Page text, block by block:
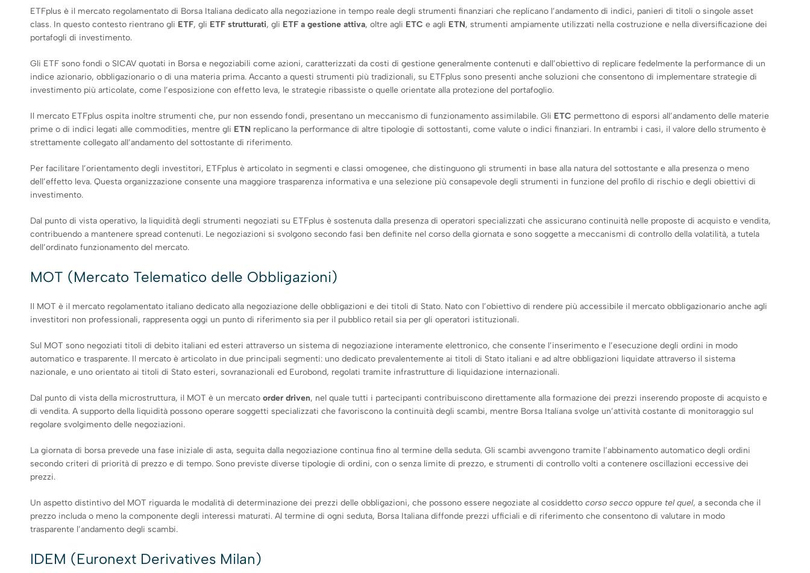
ETFplus è il mercato regolamentato di Borsa Italiana dedicato alla negoziazione in tempo reale degli strumenti finanziari che replicano l’andamento di indici, panieri di titoli o singole asset
class. In questo contesto rientrano gli ETF, gli ETF strutturati, gli ETF a gestione attiva, oltre agli ETC e agli ETN, strumenti ampiamente utilizzati nella costruzione e nella diversificazione dei
portafogli di investimento.
Gli ETF sono fondi o SICAV quotati in Borsa e negoziabili come azioni, caratterizzati da costi di gestione generalmente contenuti e dall’obiettivo di replicare fedelmente la performance di un
indice azionario, obbligazionario o di una materia prima. Accanto a questi strumenti più tradizionali, su ETFplus sono presenti anche soluzioni che consentono di implementare strategie di
investimento più articolate, come l’esposizione con effetto leva, le strategie ribassiste o quelle orientate alla protezione del portafoglio.
Il mercato ETFplus ospita inoltre strumenti che, pur non essendo fondi, presentano un meccanismo di funzionamento assimilabile. Gli ETC permettono di esporsi all’andamento delle materie
prime o di indici legati alle commodities, mentre gli ETN replicano la performance di altre tipologie di sottostanti, come valute o indici finanziari. In entrambi i casi, il valore dello strumento è
strettamente collegato all’andamento del sottostante di riferimento.
Per facilitare l’orientamento degli investitori, ETFplus è articolato in segmenti e classi omogenee, che distinguono gli strumenti in base alla natura del sottostante e alla presenza o meno
dell’effetto leva. Questa organizzazione consente una maggiore trasparenza informativa e una selezione più consapevole degli strumenti in funzione del profilo di rischio e degli obiettivi di
investimento.
Dal punto di vista operativo, la liquidità degli strumenti negoziati su ETFplus è sostenuta dalla presenza di operatori specializzati che assicurano continuità nelle proposte di acquisto e vendita,
contribuendo a mantenere spread contenuti. Le negoziazioni si svolgono secondo fasi ben definite nel corso della giornata e sono soggette a meccanismi di controllo della volatilità, a tutela
dell’ordinato funzionamento del mercato.
MOT (Mercato Telematico delle Obbligazioni)
Il MOT è il mercato regolamentato italiano dedicato alla negoziazione delle obbligazioni e dei titoli di Stato. Nato con l’obiettivo di rendere più accessibile il mercato obbligazionario anche agli
investitori non professionali, rappresenta oggi un punto di riferimento sia per il pubblico retail sia per gli operatori istituzionali.
Sul MOT sono negoziati titoli di debito italiani ed esteri attraverso un sistema di negoziazione interamente elettronico, che consente l’inserimento e l’esecuzione degli ordini in modo
automatico e trasparente. Il mercato è articolato in due principali segmenti: uno dedicato prevalentemente ai titoli di Stato italiani e ad altre obbligazioni liquidate attraverso il sistema
nazionale, e uno orientato ai titoli di Stato esteri, sovranazionali ed Eurobond, regolati tramite infrastrutture di liquidazione internazionali.
Dal punto di vista della microstruttura, il MOT è un mercato order driven, nel quale tutti i partecipanti contribuiscono direttamente alla formazione dei prezzi inserendo proposte di acquisto e
di vendita. A supporto della liquidità possono operare soggetti specializzati che favoriscono la continuità degli scambi, mentre Borsa Italiana svolge un’attività costante di monitoraggio sul
regolare svolgimento delle negoziazioni.
La giornata di borsa prevede una fase iniziale di asta, seguita dalla negoziazione continua fino al termine della seduta. Gli scambi avvengono tramite l’abbinamento automatico degli ordini
secondo criteri di priorità di prezzo e di tempo. Sono previste diverse tipologie di ordini, con o senza limite di prezzo, e strumenti di controllo volti a contenere oscillazioni eccessive dei
prezzi.
Un aspetto distintivo del MOT riguarda le modalità di determinazione dei prezzi delle obbligazioni, che possono essere negoziate al cosiddetto corso secco oppure tel quel, a seconda che il
prezzo includa o meno la componente degli interessi maturati. Al termine di ogni seduta, Borsa Italiana diffonde prezzi ufficiali e di riferimento che consentono di valutare in modo
trasparente l’andamento degli scambi.
IDEM (Euronext Derivatives Milan)